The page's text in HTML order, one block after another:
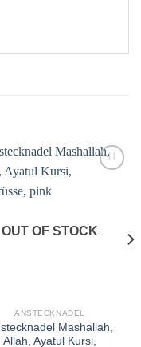
OUT OF STOCK
ANSTECKNADEL
Mashallah,
Allah, Ayatul Kursi,